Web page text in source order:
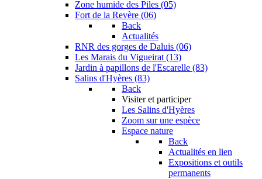
Zone humide des Piles (05)
Fort de la Revère (06)
Back
Actualités
RNR des gorges de Daluis (06)
Les Marais du Vigueirat (13)
Jardin à papillons de l'Escarelle (83)
Salins d'Hyères (83)
Back
Visiter et participer
Les Salins d'Hyères
Zoom sur une espèce
Espace nature
Back
Actualités en lien
Expositions et outils
permanents